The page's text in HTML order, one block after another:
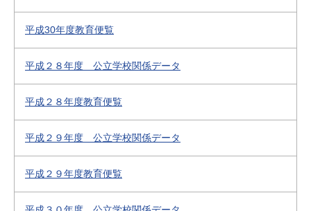
平成30年度教育便覧
平成２８年度 公立学校関係データ
平成２８年度教育便覧
平成２９年度 公立学校関係データ
平成２９年度教育便覧